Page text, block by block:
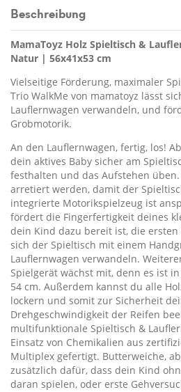
Beschreibung
MamaToyz Holz Spieltisch &
Natur | 56x41x53 cm
Vielseitige Förderung, maximaler
Trio WalkMe von mamatoyz lässt
Lauflernwagen verwandeln, und
Grobmotorik.
An den Lauflernwagen, fertig, los!
dein aktives Baby sicher am
festhalten und das Aufstehen
arretiert werden, damit der
integrierte Motorikspielzeug ist
fördert die Fingerfertigkeit deines
dein Kind dazu bereit ist, die
sich der Spieltisch mit einem
Lauflernwagen verwandeln.
Spielgerät wächst mit, denn es ist
54 cm. Außerdem kannst du alle
lockern und somit zur Sicherheit
Drehgeschwindigkeit der Reifen
multifunktionale Spieltisch &
Einsatz von Chemikalien aus
Multiplex gefertigt. Butterweiche,
zusätzlich dafür, dass dein Kind
daran spielen, oder erste